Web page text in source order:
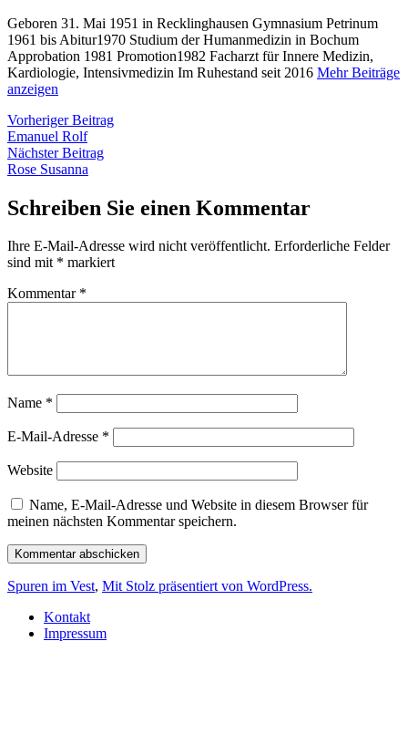
Geboren 31. Mai 1951 in Recklinghausen Gymnasium Petrinum
1961 bis Abitur1970 Studium der Humanmedizin in Bochum
Approbation 1981 Promotion1982 Facharzt für Innere Medizin,
Kardiologie, Intensivmedizin Im Ruhestand seit 2016 Mehr Beiträge
anzeigen
Beitragsnavigation
Vorheriger BeitragVorheriger
Emanuel Rolf
Nächster BeitragNächster
Rose Susanna
Schreiben Sie einen Kommentar
Ihre E-Mail-Adresse wird nicht veröffentlicht. Erforderliche Felder
sind mit * markiert
Kommentar *
Name *
E-Mail-Adresse *
Website
Name, E-Mail-Adresse und Website in diesem Browser für
meinen nächsten Kommentar speichern.
Spuren im Vest, Mit Stolz präsentiert von WordPress.
Kontakt
Impressum